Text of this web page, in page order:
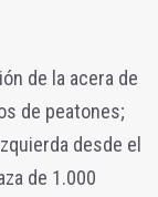
de la acera de
de peatones;
desde el
de 1.000